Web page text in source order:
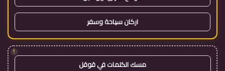
اركان سياحة وسفر
!
مسك الكلمات في قوقل